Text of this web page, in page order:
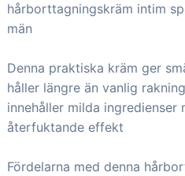
hårborttagningskräm intim
män
Denna praktiska kräm ger
håller längre än vanlig
innehåller milda ingredienser
återfuktande effekt
Fördelarna med denna